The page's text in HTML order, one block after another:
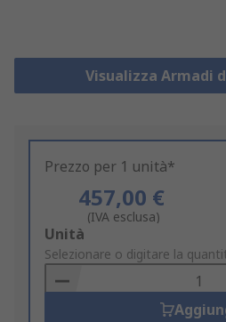
Visualizza Armadi
Prezzo per 1 unità*
457,00 €
(IVA esclusa)
Add
to
Basket
Unità
Selezionare o digitare la